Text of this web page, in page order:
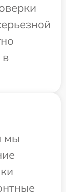
мы